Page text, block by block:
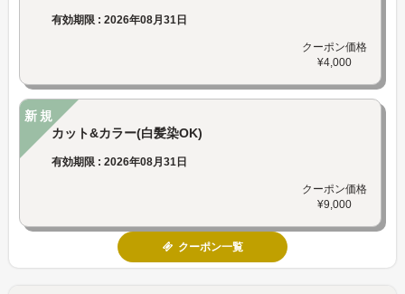
有効期限 : 2026年08月31日
クーポン価格
¥4,000
新規
カット&カラー(白髪染OK)
有効期限 : 2026年08月31日
クーポン価格
¥9,000
クーポン一覧